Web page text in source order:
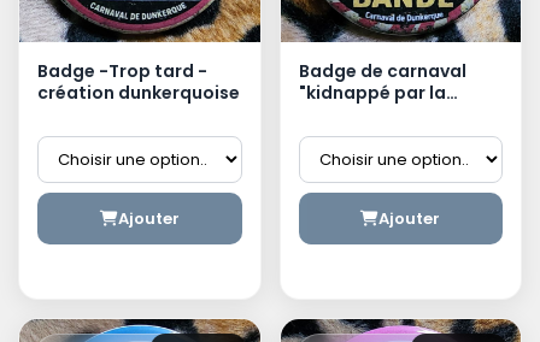
Badge -Trop tard -
création dunkerquoise
Ajouter
Badge de carnaval
"kidnappé par la
dunkerquoise
Ajouter